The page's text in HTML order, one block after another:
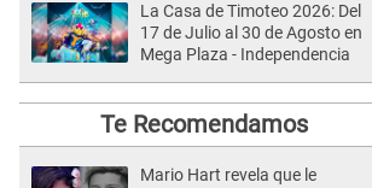
La Casa de Timoteo 2026: Del
17 de Julio al 30 de Agosto en
Mega Plaza - Independencia
Te Recomendamos
Mario Hart revela que le